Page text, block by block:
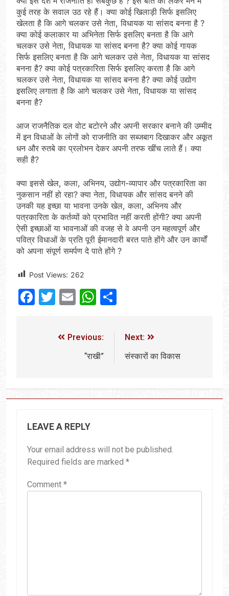
कुई तरह के सवाल उठ रहे हैं। क्या कोई खिलाड़ी सिर्फ इसलिए
खेलता है कि आगे चलकर उसे नेता, विधायक या सांसद बनना है ?
क्या कोई कलाकार या अभिनेता सिर्फ इसलिए बनता है कि आगे
चलकर उसे नेता, विधायक या सांसद बनना है? क्या कोई गायक
सिर्फ इसलिए बनता है कि आगे चलकर उसे नेता, विधायक या सांसद
बनना है? क्या कोई पत्रकारिता सिर्फ इसलिए करता है कि आगे
चलकर उसे नेता, विधायक या सांसद बनना है? क्या कोई उद्योग
इसलिए लगाता है कि आगे चलकर उसे नेता, विधायक या सांसद
बनना है?
आज राजनैतिक दल वोट बटोरने और अपनी सरकार बनाने की उम्मीद
में इन विधाओं के लोगों को राजनीति का सब्जबाग दिखाकर और अकूत
धन और रुतबे का प्रलोभन देकर अपनी तरफ खींच लाते हैं। क्या
सही है?
क्या इससे खेल, कला, अभिनय, उद्योग-व्यापार और पत्रकारिता का
नुकसान नहीं हो रहा? क्या नेता, विधायक और सांसद बनने की
उनकी यह इच्छा या भावना उनके खेल, कला, अभिनय और
पत्रकारिता के कर्तव्यों को प्रभावित नहीं करती होंगी? क्या अपनी
ऐसी इच्छाओं या भावनाओं की वजह से वे अपनी उन महत्वपूर्ण और
पवित्र विधाओं के प्रति पूरी ईमानदारी बरत पाते होंगे और उन कार्यों
को अपना संपूर्ण समर्पण दे पाते होंगे ?
Post Views: 262
Facebook
Twitter
EmailWhatsApp
Previous:
“राखी”
Next:
संस्कारों का विकास
LEAVE A REPLY
Your email address will not be published.
Required fields are marked *
Comment *